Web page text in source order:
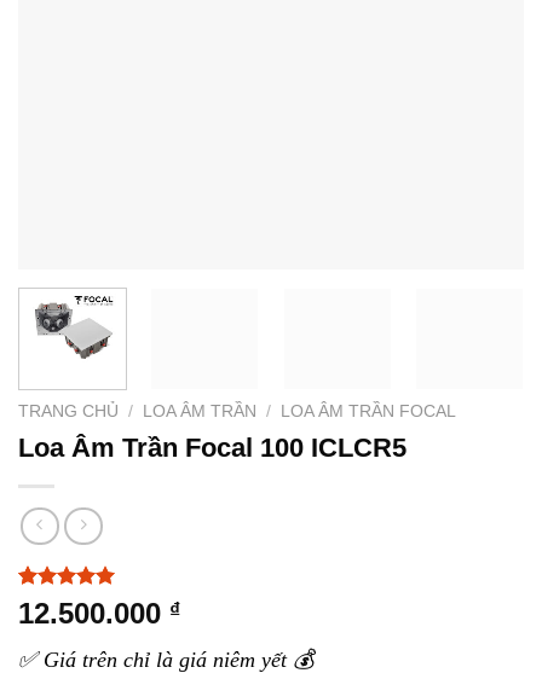
TRANG CHỦ / LOA ÂM TRẦN / LOA ÂM TRẦN FOCAL
Loa Âm Trần Focal 100 ICLCR5
5.00 trên 5
dựa trên
4
12.500.000 ₫
✅ Giá trên chỉ là giá niêm yết 💰